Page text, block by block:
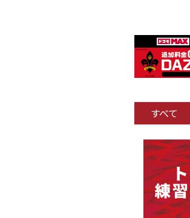
すべて